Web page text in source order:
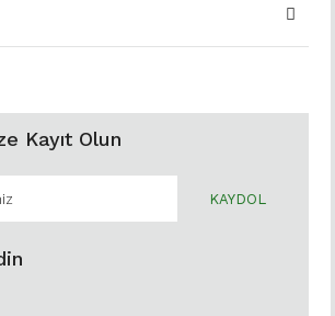
Kayıt Olun
KAYDOL